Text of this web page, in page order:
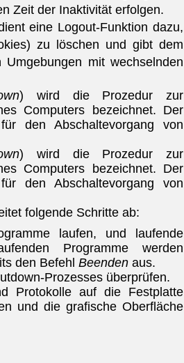
Zeit der Inaktivität erfolgen.
eine Logout-Funktion dazu,
zu löschen und gibt dem
mit wechselnden
) wird die Prozedur zur
Computers bezeichnet. Der
den Abschaltevorgang von
) wird die Prozedur zur
Computers bezeichnet. Der
den Abschaltevorgang von
folgende Schritte ab:
laufen, und laufende
Programme werden
den BefehlBeenden aus.
Prozesses überprüfen.
Protokolle auf die Festplatte
und die grafische Oberfläche